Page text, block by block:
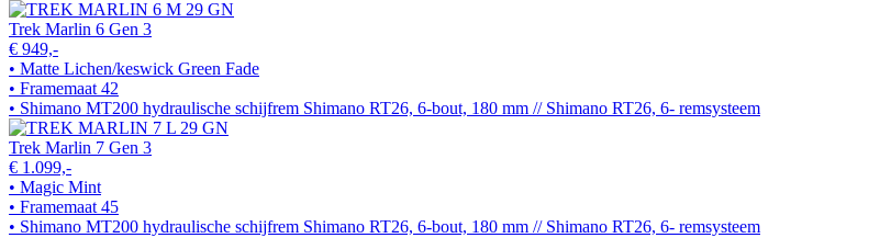
Trek Marlin 6 Gen 3
€ 949,-
• Matte Lichen/keswick Green Fade
• Framemaat 42
• Shimano MT200 hydraulische schijfrem Shimano RT26, 6-bout, 180 mm // Shimano RT26, 6- remsysteem
Trek Marlin 7 Gen 3
€ 1.099,-
• Magic Mint
• Framemaat 45
• Shimano MT200 hydraulische schijfrem Shimano RT26, 6-bout, 180 mm // Shimano RT26, 6- remsysteem